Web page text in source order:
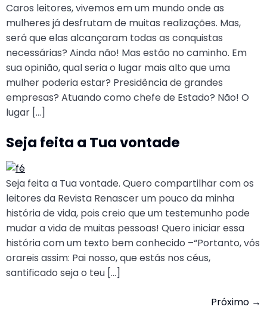
Caros leitores, vivemos em um mundo onde as
mulheres já desfrutam de muitas realizações. Mas,
será que elas alcançaram todas as conquistas
necessárias? Ainda não! Mas estão no caminho. Em
sua opinião, qual seria o lugar mais alto que uma
mulher poderia estar? Presidência de grandes
empresas? Atuando como chefe de Estado? Não! O
lugar […]
Seja feita a Tua vontade
Seja feita a Tua vontade. Quero compartilhar com os
leitores da Revista Renascer um pouco da minha
história de vida, pois creio que um testemunho pode
mudar a vida de muitas pessoas! Quero iniciar essa
história com um texto bem conhecido –“Portanto, vós
orareis assim: Pai nosso, que estás nos céus,
santificado seja o teu […]
Próximo →